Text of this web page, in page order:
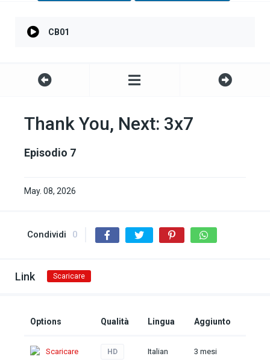
CB01
Thank You, Next: 3x7
Episodio 7
May. 08, 2026
Condividi 0
Link Scaricare
Options Qualità Lingua Aggiunto
Scaricare HD Italian 3 mesi